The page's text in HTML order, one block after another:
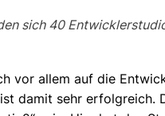
sich 40
vor allem auf die
damit sehr erfolgreich.